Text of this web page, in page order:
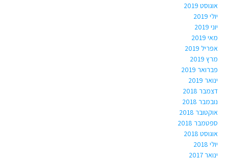
אוגוסט 2019
יולי 2019
יוני 2019
מאי 2019
אפריל 2019
מרץ 2019
פברואר 2019
ינואר 2019
דצמבר 2018
נובמבר 2018
אוקטובר 2018
ספטמבר 2018
אוגוסט 2018
יולי 2018
ינואר 2017